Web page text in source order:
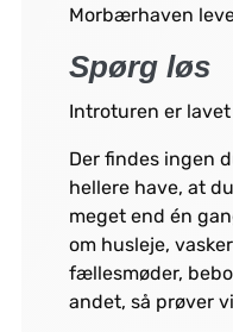
Morbærhaven
Spørg løs
Introturen er
Der findes ingen
hellere have, at
meget end én
om husleje,
fællesmøder,
andet, så prøver